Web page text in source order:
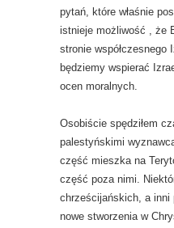
pytań, które właśnie
istnieje możliwość , że
stronie współczesnego
będziemy wspierać
ocen moralnych.
Osobiście spędziłem
palestyńskimi
część mieszka na
część poza nimi.
chrześcijańskich, a
nowe stworzenia w